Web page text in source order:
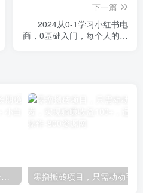
下一篇
2024从0-1学习小红书电
商，0基础入门，每个人的机
2024新蓝海项目 暴力冷门长期稳定 纯手机操作 单日收益3000+ 小白当天上手